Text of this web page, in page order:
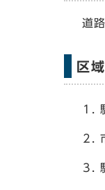
道路
区域